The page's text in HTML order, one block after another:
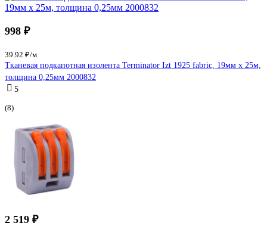
998 ₽
39.92 ₽/м
Тканевая подкапотная изолента Terminator Izt 1925 fabric, 19мм х 25м,
толщина 0,25мм 2000832
5
(8)
2 519 ₽